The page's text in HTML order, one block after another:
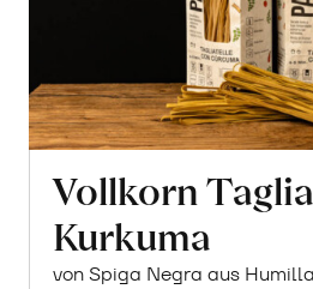
Vollkorn
Kurkuma
von Spiga Negra aus